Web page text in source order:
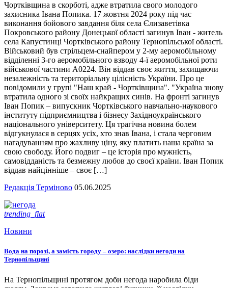
Чортківщина в скорботі, адже втратила свого молодого
захисника Івана Попика. 17 жовтня 2024 року під час
виконання бойового завдання біля села Єлизаветівка
Покровського району Донецької області загинув Іван - житель
села Капустинці Чортківського району Тернопільської області.
Військовий був стрільцем-снайпером у 2-му аеромобільному
відділенні 3-го аеромобільного взводу 4-ї аеромобільної роти
військової частини А0224. Він віддав своє життя, захищаючи
незалежність та територіальну цілісність України. Про це
повідомили у групі "Наш край - Чортківщина". "Україна знову
втратила одного зі своїх найкращих синів. На фронті загинув
Іван Попик – випускник Чортківського навчально-наукового
інституту підприємництва і бізнесу Західноукраїнського
національного університету. Ця трагічна новина болем
відгукнулася в серцях усіх, хто знав Івана, і стала черговим
нагадуванням про жахливу ціну, яку платить наша країна за
свою свободу. Його подвиг – це історія про мужність,
самовідданість та безмежну любов до своєї країни. Іван Попик
віддав найцінніше – своє […]
Редакція Терміново 05.06.2025
trending_flat
Новини
Вода на порозі, а замість городу – озеро: наслідки негоди на
Тернопільщині
На Тернопільщині протягом доби негода наробила біди